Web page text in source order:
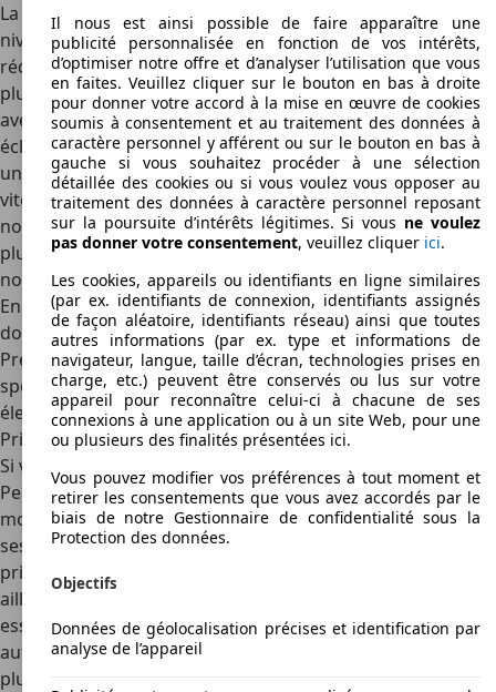
La Peugeot 508 SW est également disponible en
trois
niveaux de finition: Active, Allure et GT. Au moment de la
rédaction de cet article (été 2022), cependant, l'Active n'est
plus disponible, et la gamme commence immédiatement
avec l'Allure, joliment équipée. Elle offre, par exemple, un
éclairage LED, un système d'entrée et de sortie sans clé,
une climatisation automatique bizone, un régulateur de
vitesse adaptatif, des jantes de 17 pouces et de
nombreuses aides à la conduite. La GT y ajoute une sauce
plus sportive avec des jantes de 18 pouces, des garnitures
noircies et un volant sport en cuir.
En outre, la508 SW PSEa sa propre finition, et ne peut
donc être commandée que dans un seul niveau de finition.
Presque tout y est immédiatement inclus, jusqu'aux jantes
spécifiques de 20 pouces et aux sièges massants à réglage
électrique.
Prix
Si vous passez actuellement chez le concessionnaire
Peugeot pour une nouvelle 508, vous devriez avoirau
moins 45 465 € en poche. Ce n'est pas rien par rapport à
ses concurrents, mais on relativise en sachant que pour ce
prix-là, on obtient tout de suite une version Allure. Par
ailleurs, le modèle le moins cher est équipé du moteur à
essence 1,2 litre de 130 ch et d'une boîte de vitesses
automatique. Le break (SW) coûte exactement 1 800 € de
plus avec le même équipement et le même moteur. Si vous
Il nous est ainsi possible de faire apparaître une
publicité personnalisée en fonction de vos intérêts,
d’optimiser notre offre et d’analyser l’utilisation que vous
en faites. Veuillez cliquer sur le bouton en bas à droite
pour donner votre accord à la mise en œuvre de cookies
soumis à consentement et au traitement des données à
caractère personnel y afférent ou sur le bouton en bas à
gauche si vous souhaitez procéder à une sélection
détaillée des cookies ou si vous voulez vous opposer au
traitement des données à caractère personnel reposant
sur la poursuite d’intérêts légitimes. Si vous ne voulez
pas donner votre consentement, veuillez cliquer ici.
Les cookies, appareils ou identifiants en ligne similaires
(par ex. identifiants de connexion, identifiants assignés
de façon aléatoire, identifiants réseau) ainsi que toutes
autres informations (par ex. type et informations de
navigateur, langue, taille d’écran, technologies prises en
charge, etc.) peuvent être conservés ou lus sur votre
appareil pour reconnaître celui-ci à chacune de ses
connexions à une application ou à un site Web, pour une
ou plusieurs des finalités présentées ici.
Vous pouvez modifier vos préférences à tout moment et
retirer les consentements que vous avez accordés par le
biais de notre Gestionnaire de confidentialité sous la
Protection des données.
Objectifs
Données de géolocalisation précises et identification par
analyse de l’appareil